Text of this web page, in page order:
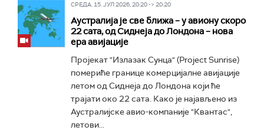
СРЕДА, 15. ЈУЛ 2026, 20:20 -> 20:20
Аустралија је све ближа – у авиону скоро
22 сата, од Сиднеја до Лондона – нова
ера авијације
Пројекат "Излазак Сунца" (Project Sunrise)
помериће границе комерцијалне авијације
летом од Сиднеја до Лондона који ће
трајати око 22 сата. Како је најављено из
Аустралијске авио-компаније "Квантас",
летови...